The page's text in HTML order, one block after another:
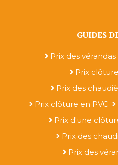
GUIDES
Prix des
Prix
Prix des
Prix clôture en PVC
Prix d'une
Prix des
Prix des